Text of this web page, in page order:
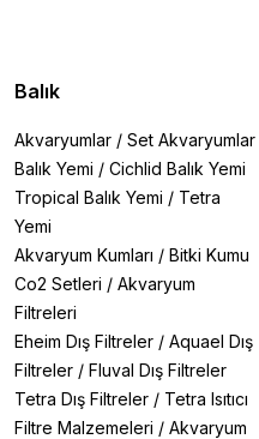
Balık
Akvaryumlar / Set Akvaryumlar
Balık Yemi / Cichlid Balık Yemi
Tropical Balık Yemi / Tetra
Yemi
Akvaryum Kumları / Bitki Kumu
Co2 Setleri / Akvaryum
Filtreleri
Eheim Dış Filtreler / Aquael Dış
Filtreler / Fluval Dış Filtreler
Tetra Dış Filtreler / Tetra Isıtıcı
Filtre Malzemeleri / Akvaryum